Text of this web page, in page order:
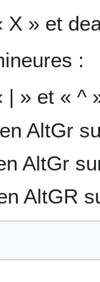
X » et
:
| » et « ^
AltGr
AltGr
AltGR